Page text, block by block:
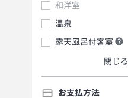
和洋室
温泉
露天風呂付客室
閉じる
お支払方法